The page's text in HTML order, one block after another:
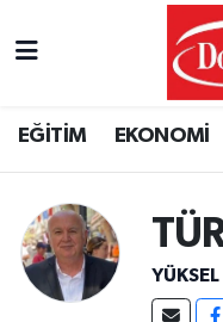
EĞİTİM EKONOMİ
YÜKSEL
Puan Durumu ve
Tüm Manşetler